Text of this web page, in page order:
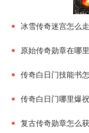
冰雪传奇迷宫怎么走
原始传奇勋章在哪
传奇白日门技能书
传奇白日门哪里爆
复古传奇勋章怎么